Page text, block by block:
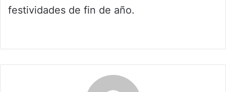
festividades de fin de año.